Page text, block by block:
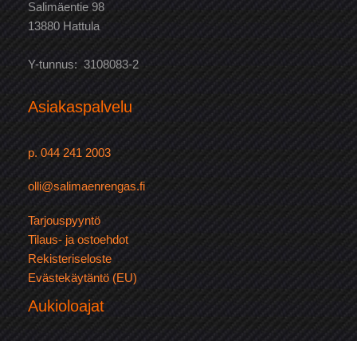
Salimäentie 98
13880 Hattula
Y-tunnus: 3108083-2
Asiakaspalvelu
p. 044 241 2003
olli@salimaenrengas.fi
Tarjouspyyntö
Tilaus- ja ostoehdot
Rekisteriseloste
Evästekäytäntö (EU)
Aukioloajat